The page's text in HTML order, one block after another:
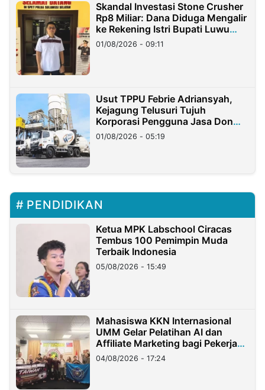
Skandal Investasi Stone Crusher
Rp8 Miliar: Dana Diduga Mengalir
ke Rekening Istri Bupati Luwu
Timur
01/08/2026 - 09:11
Usut TPPU Febrie Adriansyah,
Kejagung Telusuri Tujuh
Korporasi Pengguna Jasa Don
Ritto
01/08/2026 - 05:19
PENDIDIKAN
Ketua MPK Labschool Ciracas
Tembus 100 Pemimpin Muda
Terbaik Indonesia
05/08/2026 - 15:49
Mahasiswa KKN Internasional
UMM Gelar Pelatihan AI dan
Affiliate Marketing bagi Pekerja
Migran Indonesia di Taiwan
04/08/2026 - 17:24